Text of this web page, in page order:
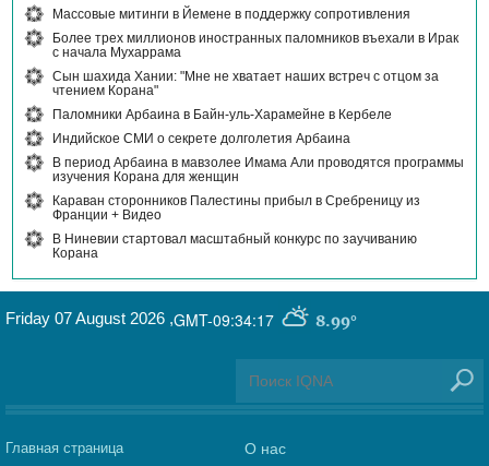
Массовые митинги в Йемене в поддержку сопротивления
Более трех миллионов иностранных паломников въехали в Ирак
с начала Мухаррама
Сын шахида Хании: "Мне не хватает наших встреч с отцом за
чтением Корана"
Паломники Арбаина в Байн-уль-Харамейне в Кербеле
Индийское СМИ о секрете долголетия Арбаина
В период Арбаина в мавзолее Имама Али проводятся программы
изучения Корана для женщин
Караван сторонников Палестины прибыл в Сребреницу из
Франции + Видео
В Ниневии стартовал масштабный конкурс по заучиванию
Корана
GMT-09:34:17 8.99°
Friday 07 August 2026 ,
Главная страница
О нас